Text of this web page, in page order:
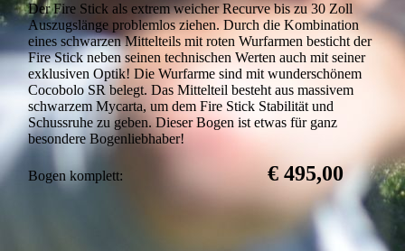
Der Fire Stick als extrem weicher Recurve bis zu 30 Zoll
Auszugslänge problemlos ziehen. Durch die Kombination
eines schwarzen Mittelteils mit roten Wurfarmen besticht der
Fire Stick neben seinen technischen Werten auch mit seiner
exklusiven Optik! Die Wurfarme sind mit wunderschönem
Cocobolo SR belegt. Das Mittelteil besteht aus massivem
schwarzem Mycarta, um dem Fire Stick Stabilität und
Schussruhe zu geben. Dieser Bogen ist etwas für ganz
besondere Bogenliebhaber!
Bogen komplett:€ 495,00